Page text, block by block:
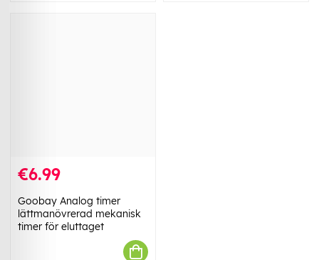
€6.99
Goobay Analog timer
lättmanövrerad mekanisk
timer för eluttaget